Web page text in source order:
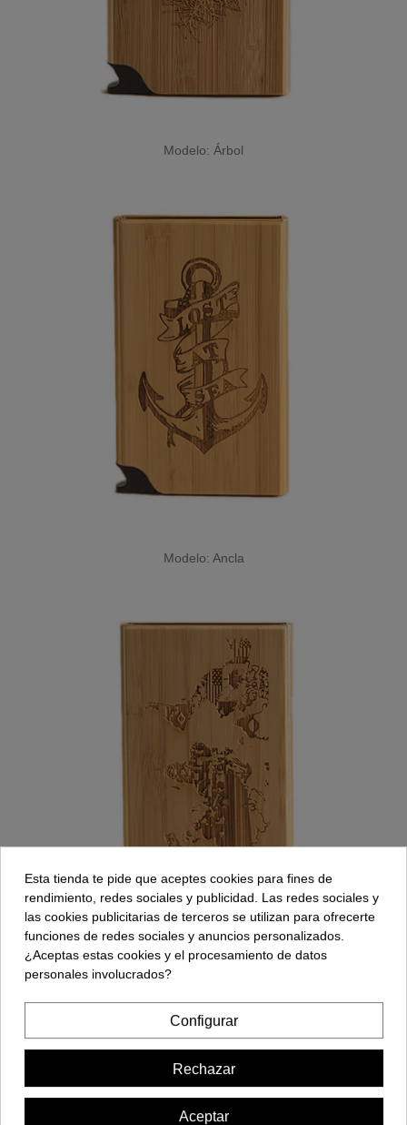
Modelo: Árbol
Modelo: Ancla
Modelo: Mapa
Esta tienda te pide que aceptes cookies para fines de
rendimiento, redes sociales y publicidad. Las redes sociales y
las cookies publicitarias de terceros se utilizan para ofrecerte
funciones de redes sociales y anuncios personalizados.
¿Aceptas estas cookies y el procesamiento de datos
personales involucrados?
Configurar
Rechazar
Aceptar